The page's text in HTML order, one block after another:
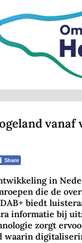
vanaf
Share
in
die de
biedt
informatie bij
zorgt
waarin